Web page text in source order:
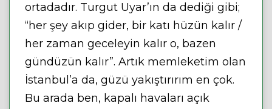
ortadadır. Turgut Uyar’ın da dediği gibi;
“her şey akıp gider, bir katı hüzün kalır /
her zaman geceleyin kalır o, bazen
gündüzün kalır”. Artık memleketim olan
İstanbul’a da, güzü yakıştırırım en çok.
Bu arada ben, kapalı havaları açık